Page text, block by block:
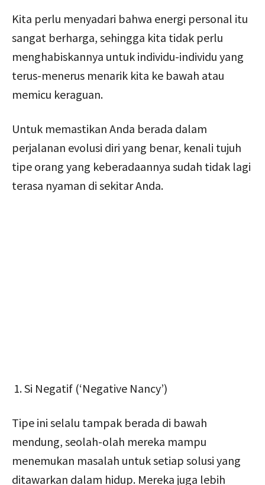
Kita perlu menyadari bahwa energi personal itu
sangat berharga, sehingga kita tidak perlu
menghabiskannya untuk individu-individu yang
terus-menerus menarik kita ke bawah atau
memicu keraguan.
Untuk memastikan Anda berada dalam
perjalanan evolusi diri yang benar, kenali tujuh
tipe orang yang keberadaannya sudah tidak lagi
terasa nyaman di sekitar Anda.
Si Negatif (‘Negative Nancy’)
Tipe ini selalu tampak berada di bawah
mendung, seolah-olah mereka mampu
menemukan masalah untuk setiap solusi yang
ditawarkan dalam hidup. Mereka juga lebih